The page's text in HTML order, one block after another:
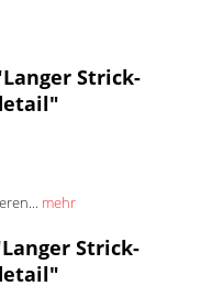
Strick-
mehr
Strick-